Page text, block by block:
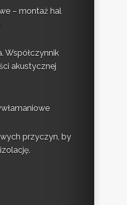
– montaż hal
Współczynnik
akustycznej
przyczyn, by